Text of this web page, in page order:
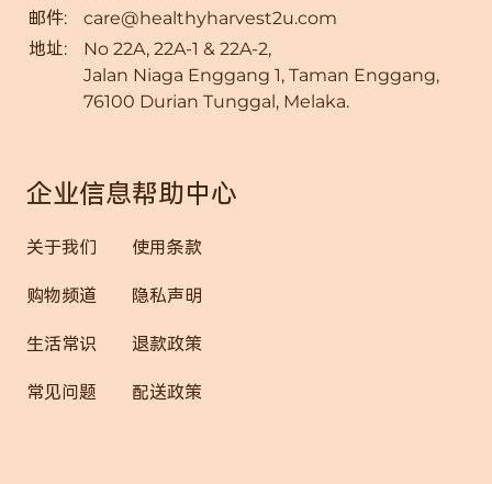
邮件:
care@healthyharvest2u.com
地址:
No 22A, 22A-1 & 22A-2,
Jalan Niaga Enggang 1, Taman Enggang,
76100 Durian Tunggal, Melaka.
企业信息
关于我们
购物频道
生活常识
常见问题
帮助中心
使用条款
隐私声明
退款政策
配送政策